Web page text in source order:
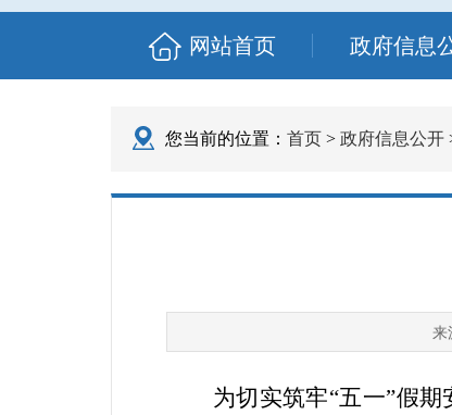
网站首页 政府信息
您当前的位置： 首页 > 政府信息公开
来
为切实筑牢“五一”假期